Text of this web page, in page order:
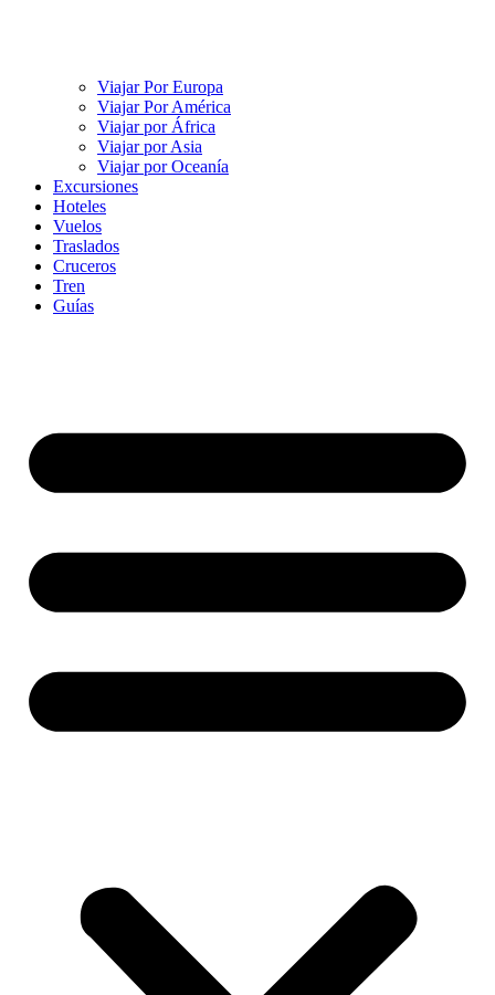
Viajar Por Europa
Viajar Por América
Viajar por África
Viajar por Asia
Viajar por Oceanía
Excursiones
Hoteles
Vuelos
Traslados
Cruceros
Tren
Guías